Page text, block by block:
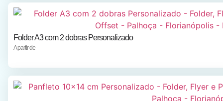
Folder A3 com 2 dobras Personalizado
A partir de